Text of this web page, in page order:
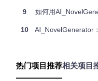
的片段，以获得最佳检索
AI_NovelGenerator采用模
块：
9 如何用
10 AI_NovelGenerator：
热门项目推荐相关项目